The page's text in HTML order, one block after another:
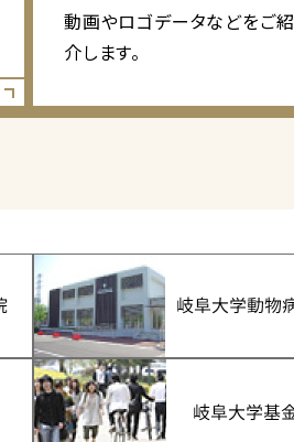
動画やロゴデータなどをご紹
介します。